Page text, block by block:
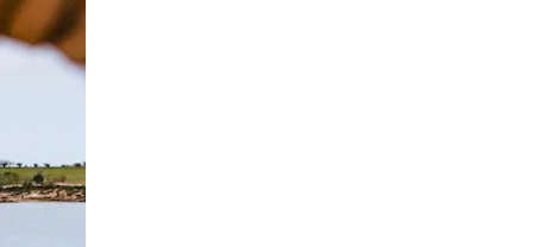
o dedo na tela.